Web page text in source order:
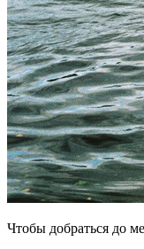
Чтобы добраться до